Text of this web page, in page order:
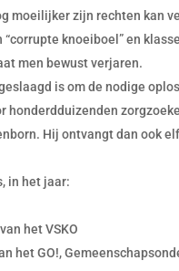
moeilijker zijn rechten kan
knoeiboel” en
men bewust verjaren.
is om de nodige
Hij ontvangt dan ook
in het jaar:
het VSKO
het GO!,